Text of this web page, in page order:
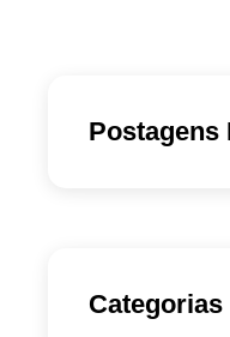
Postagens
Categorias